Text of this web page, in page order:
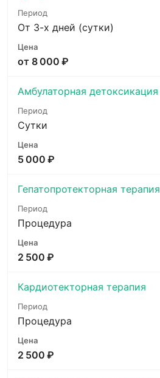
От 3-х дней (сутки)
от 8 000 ₽
Амбулаторная детоксикация
Сутки
5 000 ₽
Гепатопротекторная терапия
Процедура
2 500 ₽
Кардиотекторная терапия
Процедура
2 500 ₽